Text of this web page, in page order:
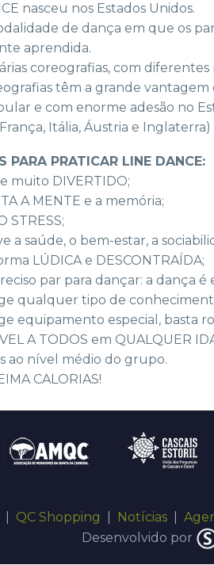
nasceu nos Estados Unidos.
de dança em que os
aprendida.
coreografias, com
têm a grande
e com enorme adesão no
França, Itália, Áustria e
PARA PRATICAR LINE DANCE:
e muito DIVERTIDO;
A MENTE e a memória;
STRESS;
a saúde, o bem-estar, a
LÚDICA e DESCONTRAÍDA;
par para dançar: a dança
qualquer tipo de
equipamento especial, basta
A TODOS em QUALQUER
ao nível médio do grupo.
CALORIAS!
QC Shopping Notícias|
Desenvolvido por